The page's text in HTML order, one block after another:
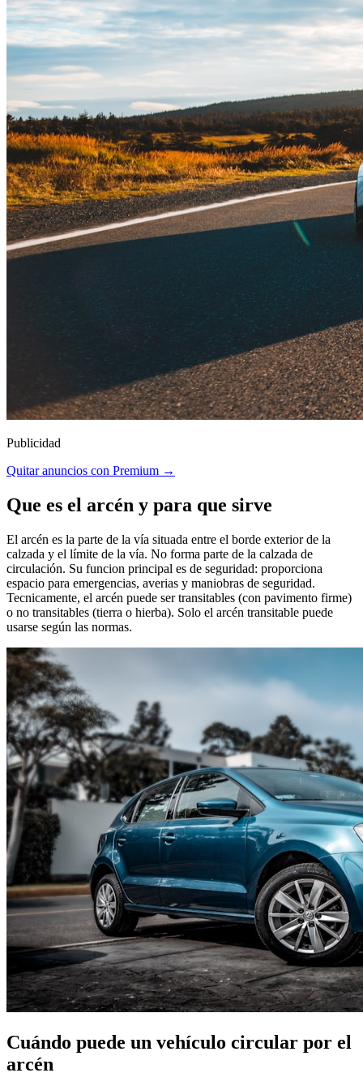
Publicidad
Quitar anuncios con Premium →
Que es el arcén y para que sirve
El arcén es la parte de la vía situada entre el borde exterior de la
calzada y el límite de la vía. No forma parte de la calzada de
circulación. Su funcion principal es de seguridad: proporciona
espacio para emergencias, averias y maniobras de seguridad.
Tecnicamente, el arcén puede ser transitables (con pavimento firme)
o no transitables (tierra o hierba). Solo el arcén transitable puede
usarse según las normas.
Cuándo puede un vehículo circular por el
arcén